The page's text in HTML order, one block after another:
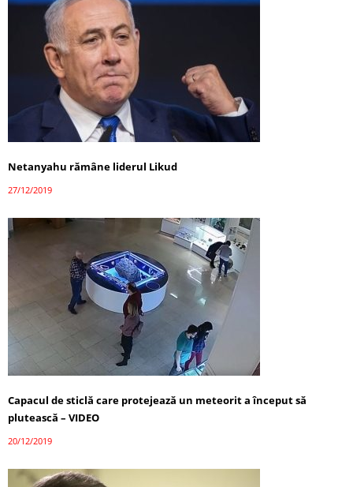
Netanyahu rămâne liderul Likud
27/12/2019
Capacul de sticlă care protejează un meteorit a început să
plutească – VIDEO
20/12/2019